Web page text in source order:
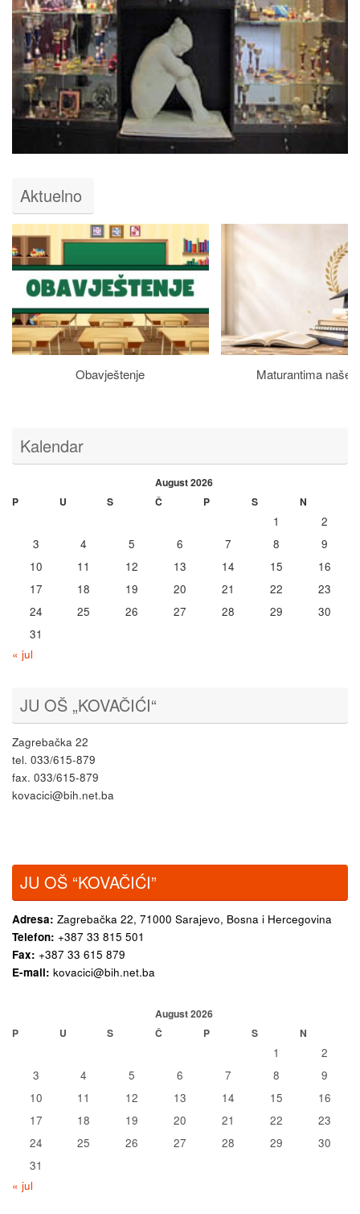
Aktuelno
Obavještenje Maturantima naše
Kalendar
August 2026
P
U S Č P S N
1
2
3
4 5 6 7 8
9
10
11 12 13 14 15
16
17
18 19 20 21 22
23
24
25 26 27 28 29
30
31
« jul
JU OŠ „KOVAČIĆI“
Zagrebačka 22
tel. 033/615-879
fax. 033/615-879
kovacici@bih.net.ba
JU OŠ “KOVAČIĆI”
Adresa: Zagrebačka 22, 71000 Sarajevo, Bosna i Hercegovina
Telefon: +387 33 815 501
Fax: +387 33 615 879
E-mail: kovacici@bih.net.ba
August 2026
P
U S Č P S N
1
2
3
4 5 6 7 8
9
10
11 12 13 14 15
16
17
18 19 20 21 22
23
24
25 26 27 28 29
30
31
« jul